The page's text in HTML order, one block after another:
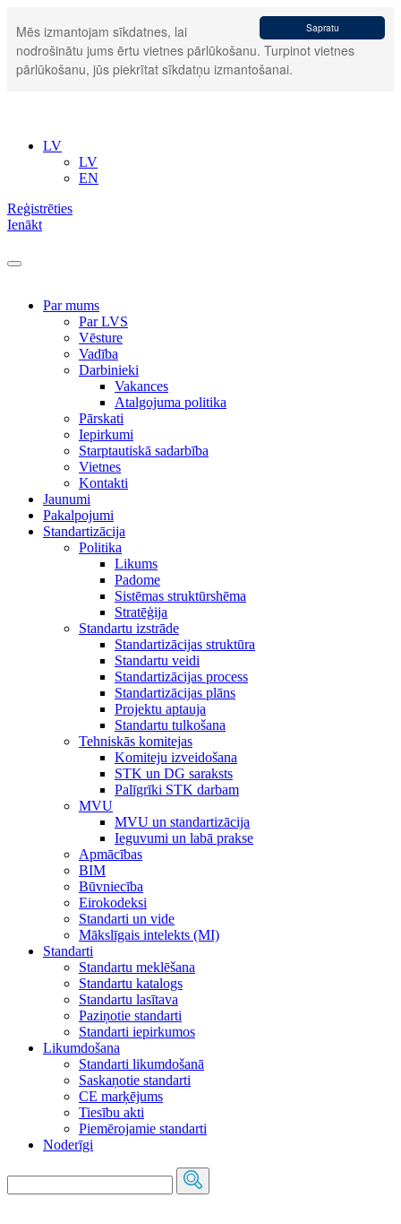
Sapratu
Mēs izmantojam sīkdatnes, lai
nodrošinātu jums ērtu vietnes pārlūkošanu. Turpinot vietnes
pārlūkošanu, jūs piekrītat sīkdatņu izmantošanai.
LV
LV
EN
Reģistrēties
Ienākt
Par mums
Par LVS
Vēsture
Vadība
Darbinieki
Vakances
Atalgojuma politika
Pārskati
Iepirkumi
Starptautiskā sadarbība
Vietnes
Kontakti
Jaunumi
Pakalpojumi
Standartizācija
Politika
Likums
Padome
Sistēmas struktūrshēma
Stratēģija
Standartu izstrāde
Standartizācijas struktūra
Standartu veidi
Standartizācijas process
Standartizācijas plāns
Projektu aptauja
Standartu tulkošana
Tehniskās komitejas
Komiteju izveidošana
STK un DG saraksts
Palīgrīki STK darbam
MVU
MVU un standartizācija
Ieguvumi un labā prakse
Apmācības
BIM
Būvniecība
Eirokodeksi
Standarti un vide
Mākslīgais intelekts (MI)
Standarti
Standartu meklēšana
Standartu katalogs
Standartu lasītava
Paziņotie standarti
Standarti iepirkumos
Likumdošana
Standarti likumdošanā
Saskaņotie standarti
CE marķējums
Tiesību akti
Piemērojamie standarti
Noderīgi